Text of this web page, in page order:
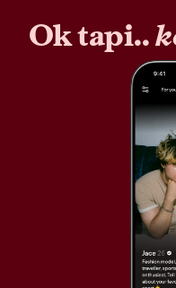
Ok tapi..